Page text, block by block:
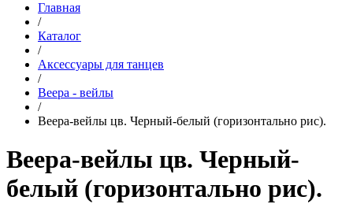
Главная
/
Каталог
/
Аксессуары для танцев
/
Веера - вейлы
/
Веера-вейлы цв. Черный-белый (горизонтально рис).
Веера-вейлы цв. Черный-
белый (горизонтально рис).